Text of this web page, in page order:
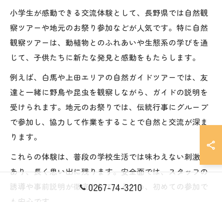
小学生が感動できる交流体験として、長野県では自然観
察ツアーや地元のお祭り参加などが人気です。特に自然
観察ツアーは、動植物とのふれあいや生態系の学びを通
じて、子供たちに新たな発見と感動をもたらします。
例えば、白馬や上田エリアの自然ガイドツアーでは、友
達と一緒に野鳥や昆虫を観察しながら、ガイドの説明を
受けられます。地元のお祭りでは、伝統行事にグループ
で参加し、協力して作業をすることで自然と交流が深ま
ります。
これらの体験は、普段の学校生活では味わえない刺激が
あり、長く思い出に残ります。安全面では、スタッフの
誘導や事前説明が徹底されているため、初めての参加で
0267-74-3210